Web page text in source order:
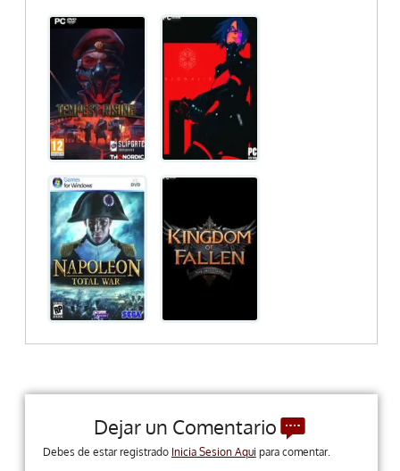
Dejar un Comentario
Debes de estar registrado Inicia Sesion Aqui para comentar.